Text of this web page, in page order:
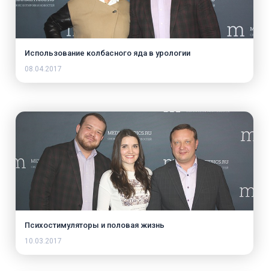
Использование колбасного яда в урологии
08.04.2017
Психостимуляторы и половая жизнь
10.03.2017